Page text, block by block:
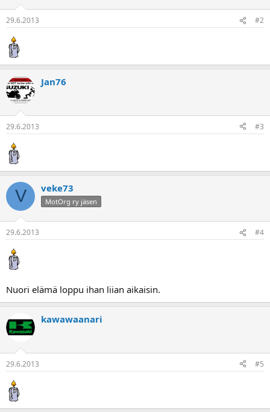
a
29.6.2013 #2
Jan76
29.6.2013 #3
V veke73
MotOrg ry jäsen
29.6.2013 #4
Nuori elämä loppu ihan liian aikaisin.
kawawaanari
29.6.2013 #5